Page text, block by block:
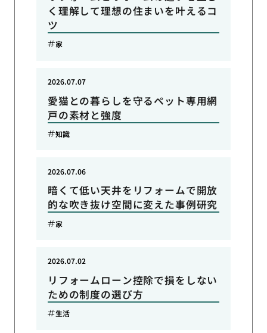
く理解して理想の住まいを叶えるコ
ツ
家
愛猫との暮らしを守るペット専用網
戸の素材と強度
2026.07.07
知識
暗くて低い天井をリフォームで開放
的な吹き抜け空間に変えた事例研究
2026.07.06
家
リフォームローン控除で損をしない
ための制度の選び方
2026.07.02
生活